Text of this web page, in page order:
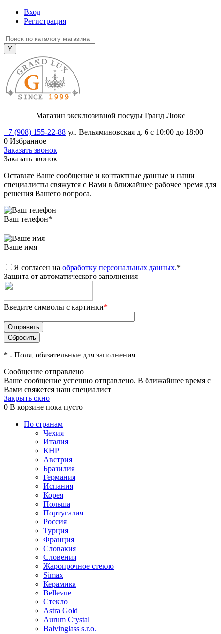
Вход
Регистрация
Магазин эксклюзивной посуды Гранд Люкс
+7 (908) 155-22-88 ул. Вельяминовская д. 6 с 10:00 до 18:00
0 Избранное
Заказать звонок
Заказать звонок
Оставьте Ваше сообщение и контактные данные и наши
специалисты свяжутся с Вами в ближайшее рабочее время для
решения Вашего вопроса.
Ваш телефон*
Ваше имя
Я согласен на обработку персональных данных.*
Защита от автоматического заполнения
Введите символы с картинки*
* - Поля, обязательные для заполнения
Сообщение отправлено
Ваше сообщение успешно отправлено. В ближайшее время с
Вами свяжется наш специалист
Закрыть окно
0 В корзине пока пусто
По странам
Чехия
Италия
КНР
Австрия
Бразилия
Германия
Испания
Корея
Польша
Португалия
Россия
Турция
Франция
Словакия
Словения
Жаропрочное стекло
Simax
Керамика
Bellevue
Стекло
Astra Gold
Aurum Crystal
Balvinglass s.r.o.